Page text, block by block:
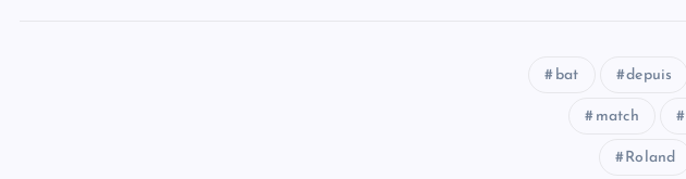
bat depuis
match
Roland